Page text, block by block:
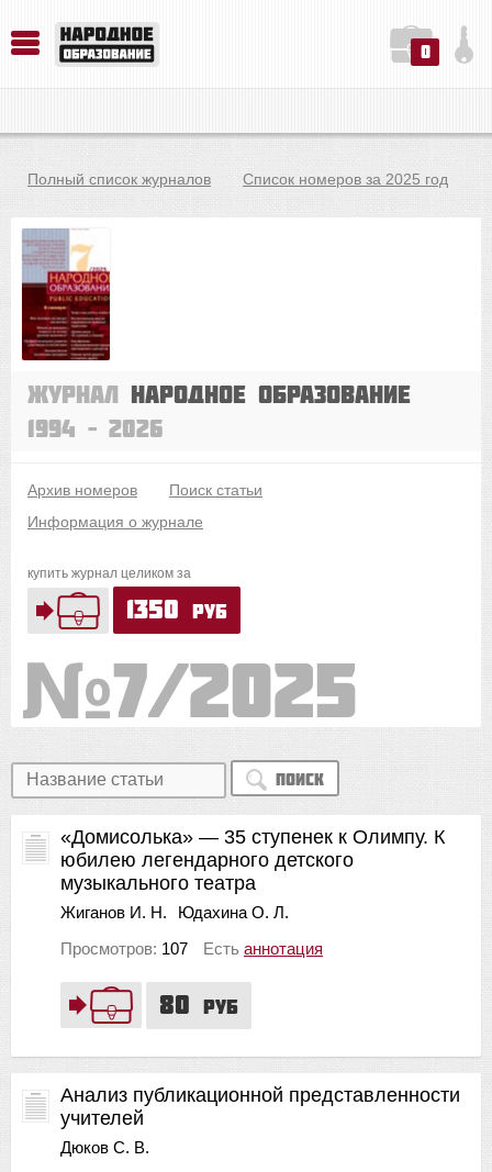
0
Полный список журналов Список номеров за 2025 год
Журнал Народное образование
1994 – 2026
Архив номеров
Поиск статьи
Информация о журнале
купить журнал целиком за
1350 руб
7/2025
Поиск
80 руб
«Домисолька» — 35 ступенек к Олимпу. К
юбилею легендарного детского
музыкального театра
Жиганов И. Н.
Юдахина О. Л.
Просмотров: 107 Есть аннотация
Анализ публикационной представленности
учителей
Дюков С. В.